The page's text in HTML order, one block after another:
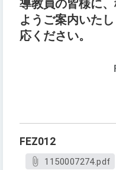
導教員の皆様に
ようご案内いた
応ください。
FEZ012
1150007274.pdf